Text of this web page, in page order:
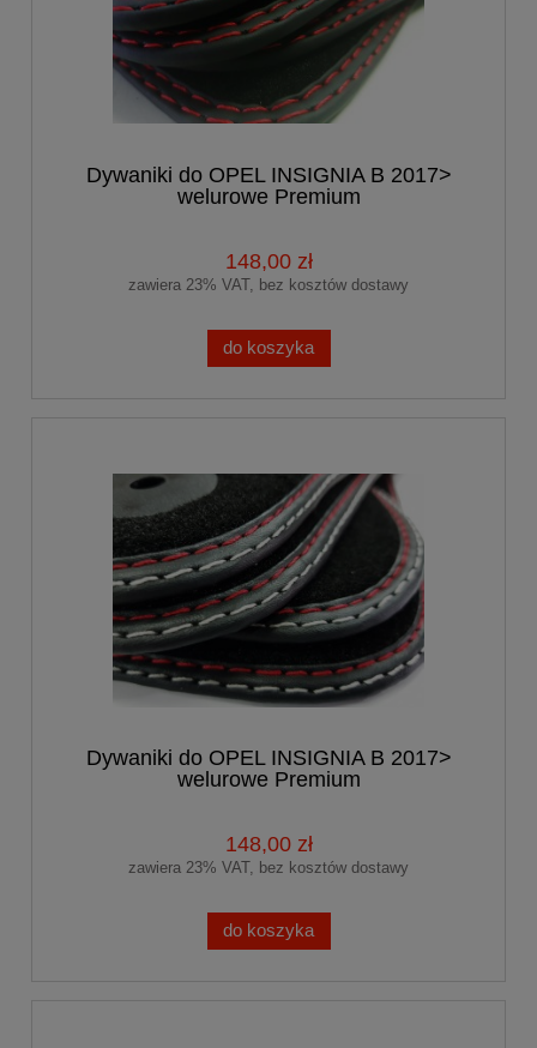
Dywaniki do OPEL INSIGNIA B 2017>
welurowe Premium
148,00 zł
zawiera 23% VAT, bez kosztów dostawy
do koszyka
Dywaniki do OPEL INSIGNIA B 2017>
welurowe Premium
148,00 zł
zawiera 23% VAT, bez kosztów dostawy
do koszyka